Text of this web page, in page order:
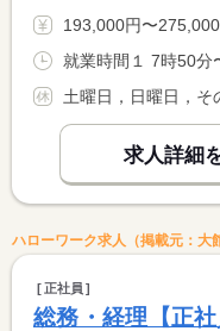
193,000円〜275,000円 ※フルタイム求人の
就業時間１ 7時50分
土曜日，日曜日，そ
求人詳細
ハローワーク求人（掲載元：大
正社員
総務・経理【正社